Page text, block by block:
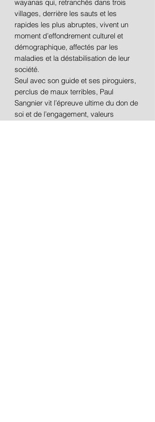
wayanas qui, retranchés dans trois
villages, derrière les sauts et les
rapides les plus abruptes, vivent un
moment d’effondrement culturel et
démographique, affectés par les
maladies et la déstabilisation de leur
société.
Seul avec son guide et ses piroguiers,
perclus de maux terribles, Paul
Sangnier vit l’épreuve ultime du don de
soi et de l’engagement, valeurs